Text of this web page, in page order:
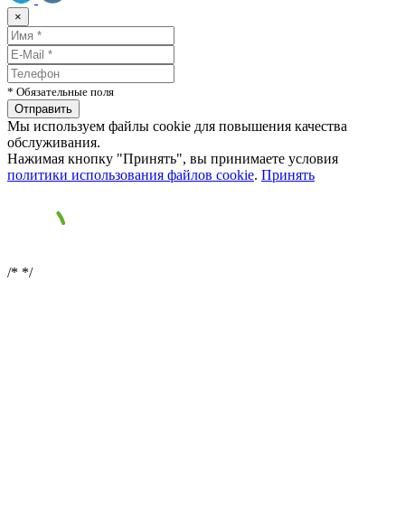
×
* Обязательные поля
Мы используем файлы cookie для повышения качества
обслуживания.
Нажимая кнопку "Принять", вы принимаете условия
политики использования файлов cookie. Принять
/* */